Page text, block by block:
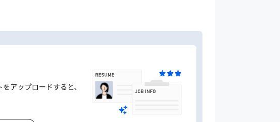
アップロードすると、